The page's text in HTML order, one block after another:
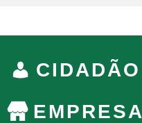
CIDADÃO
EMPRESA